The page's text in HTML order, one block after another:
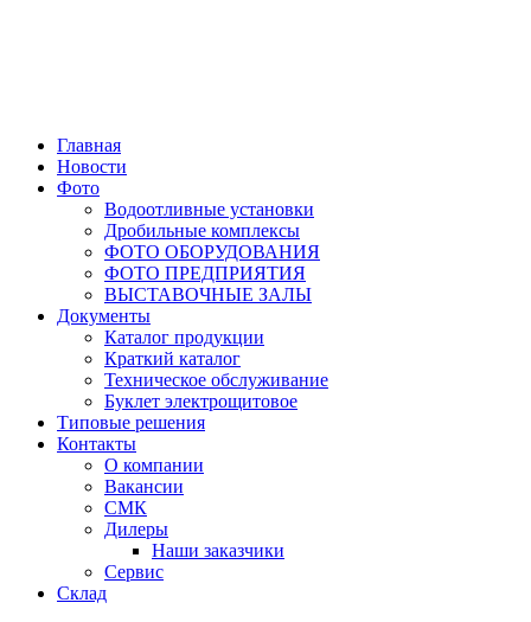
Главная
Новости
Фото
Водоотливные установки
Дробильные комплексы
ФОТО ОБОРУДОВАНИЯ
ФОТО ПРЕДПРИЯТИЯ
ВЫСТАВОЧНЫЕ ЗАЛЫ
Документы
Каталог продукции
Краткий каталог
Техническое обслуживание
Буклет электрощитовое
Типовые решения
Контакты
О компании
Вакансии
СМК
Дилеры
Наши заказчики
Сервис
Склад